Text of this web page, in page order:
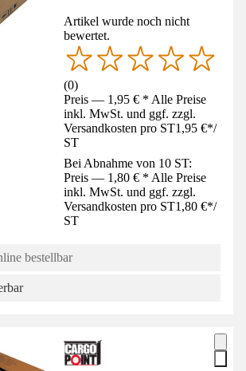
Artikel wurde noch nicht
bewertet.
(0)
Preis — 1,95 € * Alle Preise
inkl. MwSt. und ggf. zzgl.
Versandkosten pro ST1,95 €*/
ST
Bei Abnahme von 10 ST:
Preis — 1,80 € * Alle Preise
inkl. MwSt. und ggf. zzgl.
Versandkosten pro ST1,80 €*/
ST
bestellbar